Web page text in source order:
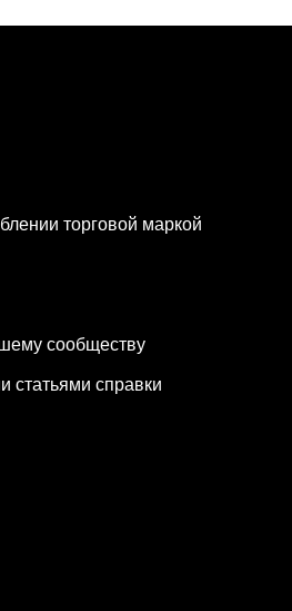
торговой маркой
сообществу
статьями справки